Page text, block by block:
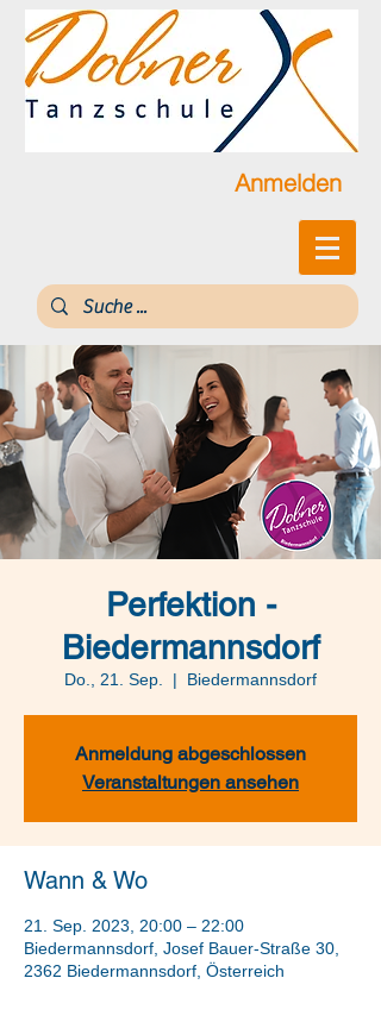
Anmelden
Perfektion -
Biedermannsdorf
Do., 21. Sep.
  |
Biedermannsdorf
Anmeldung abgeschlossen
Veranstaltungen ansehen
Wann & Wo
21. Sep. 2023, 20:00 – 22:00
Biedermannsdorf, Josef Bauer-Straße 30,
2362 Biedermannsdorf, Österreich